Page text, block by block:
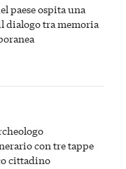
paese ospita una
dialogo tra memoria
con tre tappe
cittadino